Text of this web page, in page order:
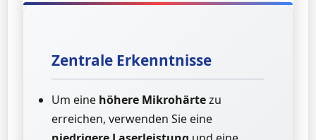
Zentrale Erkenntnisse
Um eine höhere Mikrohärtezu
erreichen, verwenden Sie eine